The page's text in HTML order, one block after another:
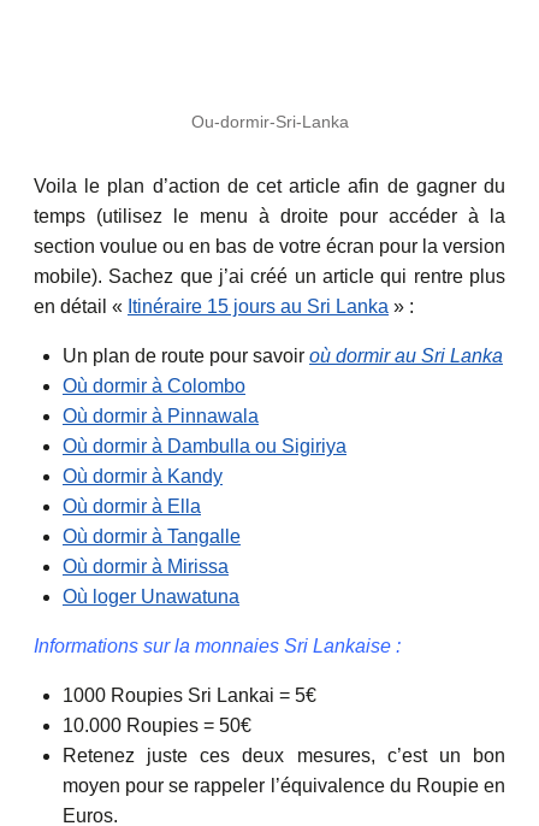
Ou-dormir-Sri-Lanka
Voila le plan d’action de cet article afin de gagner du
temps (utilisez le menu à droite pour accéder à la
section voulue ou en bas de votre écran pour la version
mobile). Sachez que j’ai créé un article qui rentre plus
en détail « Itinéraire 15 jours au Sri Lanka » :
Un plan de route pour savoir où dormir au Sri Lanka
Où dormir à Colombo
Où dormir à Pinnawala
Où dormir à Dambulla ou Sigiriya
Où dormir à Kandy
Où dormir à Ella
Où dormir à Tangalle
Où dormir à Mirissa
Où loger Unawatuna
Informations sur la monnaies Sri Lankaise :
1000 Roupies Sri Lankai = 5€
10.000 Roupies = 50€
Retenez juste ces deux mesures, c’est un bon
moyen pour se rappeler l’équivalence du Roupie en
Euros.